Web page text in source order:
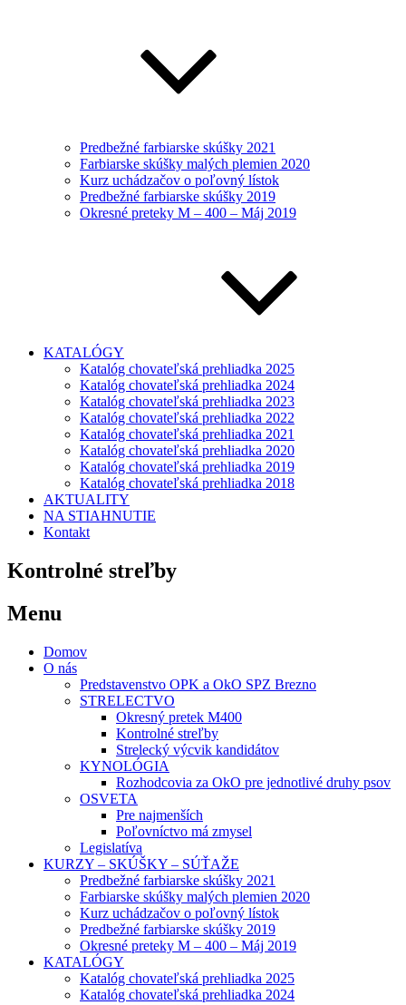
Predbežné farbiarske skúšky 2021
Farbiarske skúšky malých plemien 2020
Kurz uchádzačov o poľovný lístok
Predbežné farbiarske skúšky 2019
Okresné preteky M – 400 – Máj 2019
KATALÓGY
Katalóg chovateľská prehliadka 2025
Katalóg chovateľská prehliadka 2024
Katalóg chovateľská prehliadka 2023
Katalóg chovateľská prehliadka 2022
Katalóg chovateľská prehliadka 2021
Katalóg chovateľská prehliadka 2020
Katalóg chovateľská prehliadka 2019
Katalóg chovateľská prehliadka 2018
AKTUALITY
NA STIAHNUTIE
Kontakt
Kontrolné streľby
Menu
Domov
O nás
Predstavenstvo OPK a OkO SPZ Brezno
STRELECTVO
Okresný pretek M400
Kontrolné streľby
Strelecký výcvik kandidátov
KYNOLÓGIA
Rozhodcovia za OkO pre jednotlivé druhy psov
OSVETA
Pre najmenších
Poľovníctvo má zmysel
Legislatíva
KURZY – SKÚŠKY – SÚŤAŽE
Predbežné farbiarske skúšky 2021
Farbiarske skúšky malých plemien 2020
Kurz uchádzačov o poľovný lístok
Predbežné farbiarske skúšky 2019
Okresné preteky M – 400 – Máj 2019
KATALÓGY
Katalóg chovateľská prehliadka 2025
Katalóg chovateľská prehliadka 2024